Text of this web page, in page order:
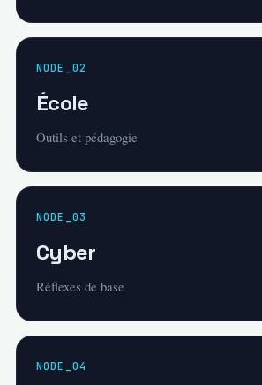
NODE_02
École
Outils et pédagogie
NODE_03
Cyber
Réflexes de base
NODE_04